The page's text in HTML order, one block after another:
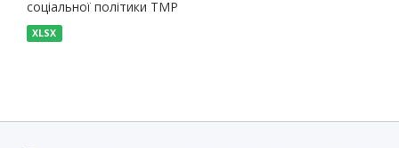
соціальної політики ТМР
XLSX